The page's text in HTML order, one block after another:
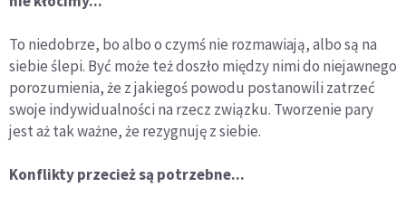
To niedobrze, bo albo o czymś nie rozmawiają, albo są na
siebie ślepi. Być może też doszło między nimi do niejawnego
porozumienia, że z jakiegoś powodu postanowili zatrzeć
swoje indywidualności na rzecz związku. Tworzenie pary
jest aż tak ważne, że rezygnuję z siebie.
Konflikty przecież są potrzebne...